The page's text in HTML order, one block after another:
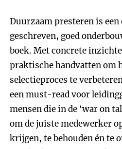
Duurzaam presteren is
geschreven, goed
boek. Met concrete
praktische handvatten om
selectieproces te
een must-read voor
mensen die in de ‘war on
om de juiste medewerker
krijgen, te behouden én te